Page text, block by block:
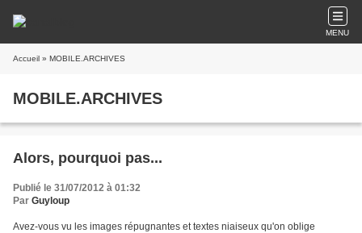
MENU
Accueil » MOBILE.ARCHIVES
MOBILE.ARCHIVES
Alors, pourquoi pas...
Publié le 31/07/2012 à 01:32
Par Guyloup
Avez-vous vu les images répugnantes et textes niaiseux qu'on oblige